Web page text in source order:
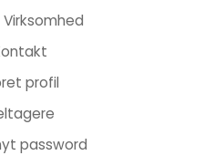
profil
password